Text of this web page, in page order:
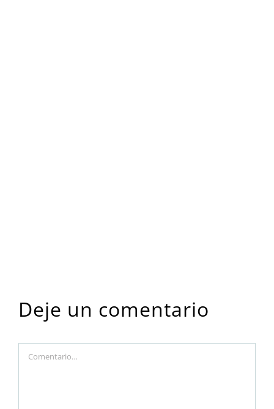
Deje un comentario
Comment